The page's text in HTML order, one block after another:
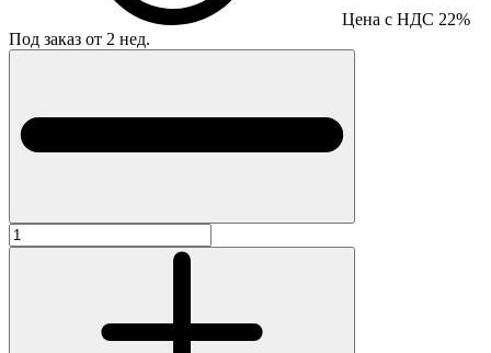
Цена с НДС 22%
Под заказ от 2 нед.